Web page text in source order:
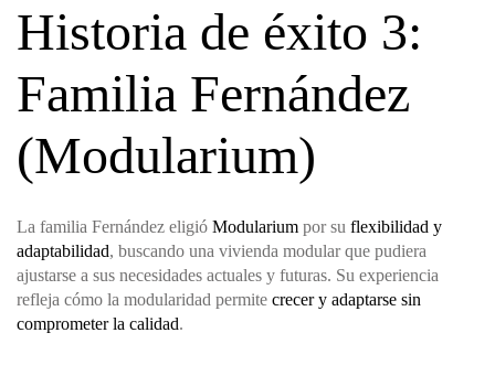
Historia de éxito 3:
Familia Fernández
(Modularium)
La familia Fernández eligió Modularium por su flexibilidad y
adaptabilidad, buscando una vivienda modular que pudiera
ajustarse a sus necesidades actuales y futuras. Su experiencia
refleja cómo la modularidad permite crecer y adaptarse sin
comprometer la calidad.